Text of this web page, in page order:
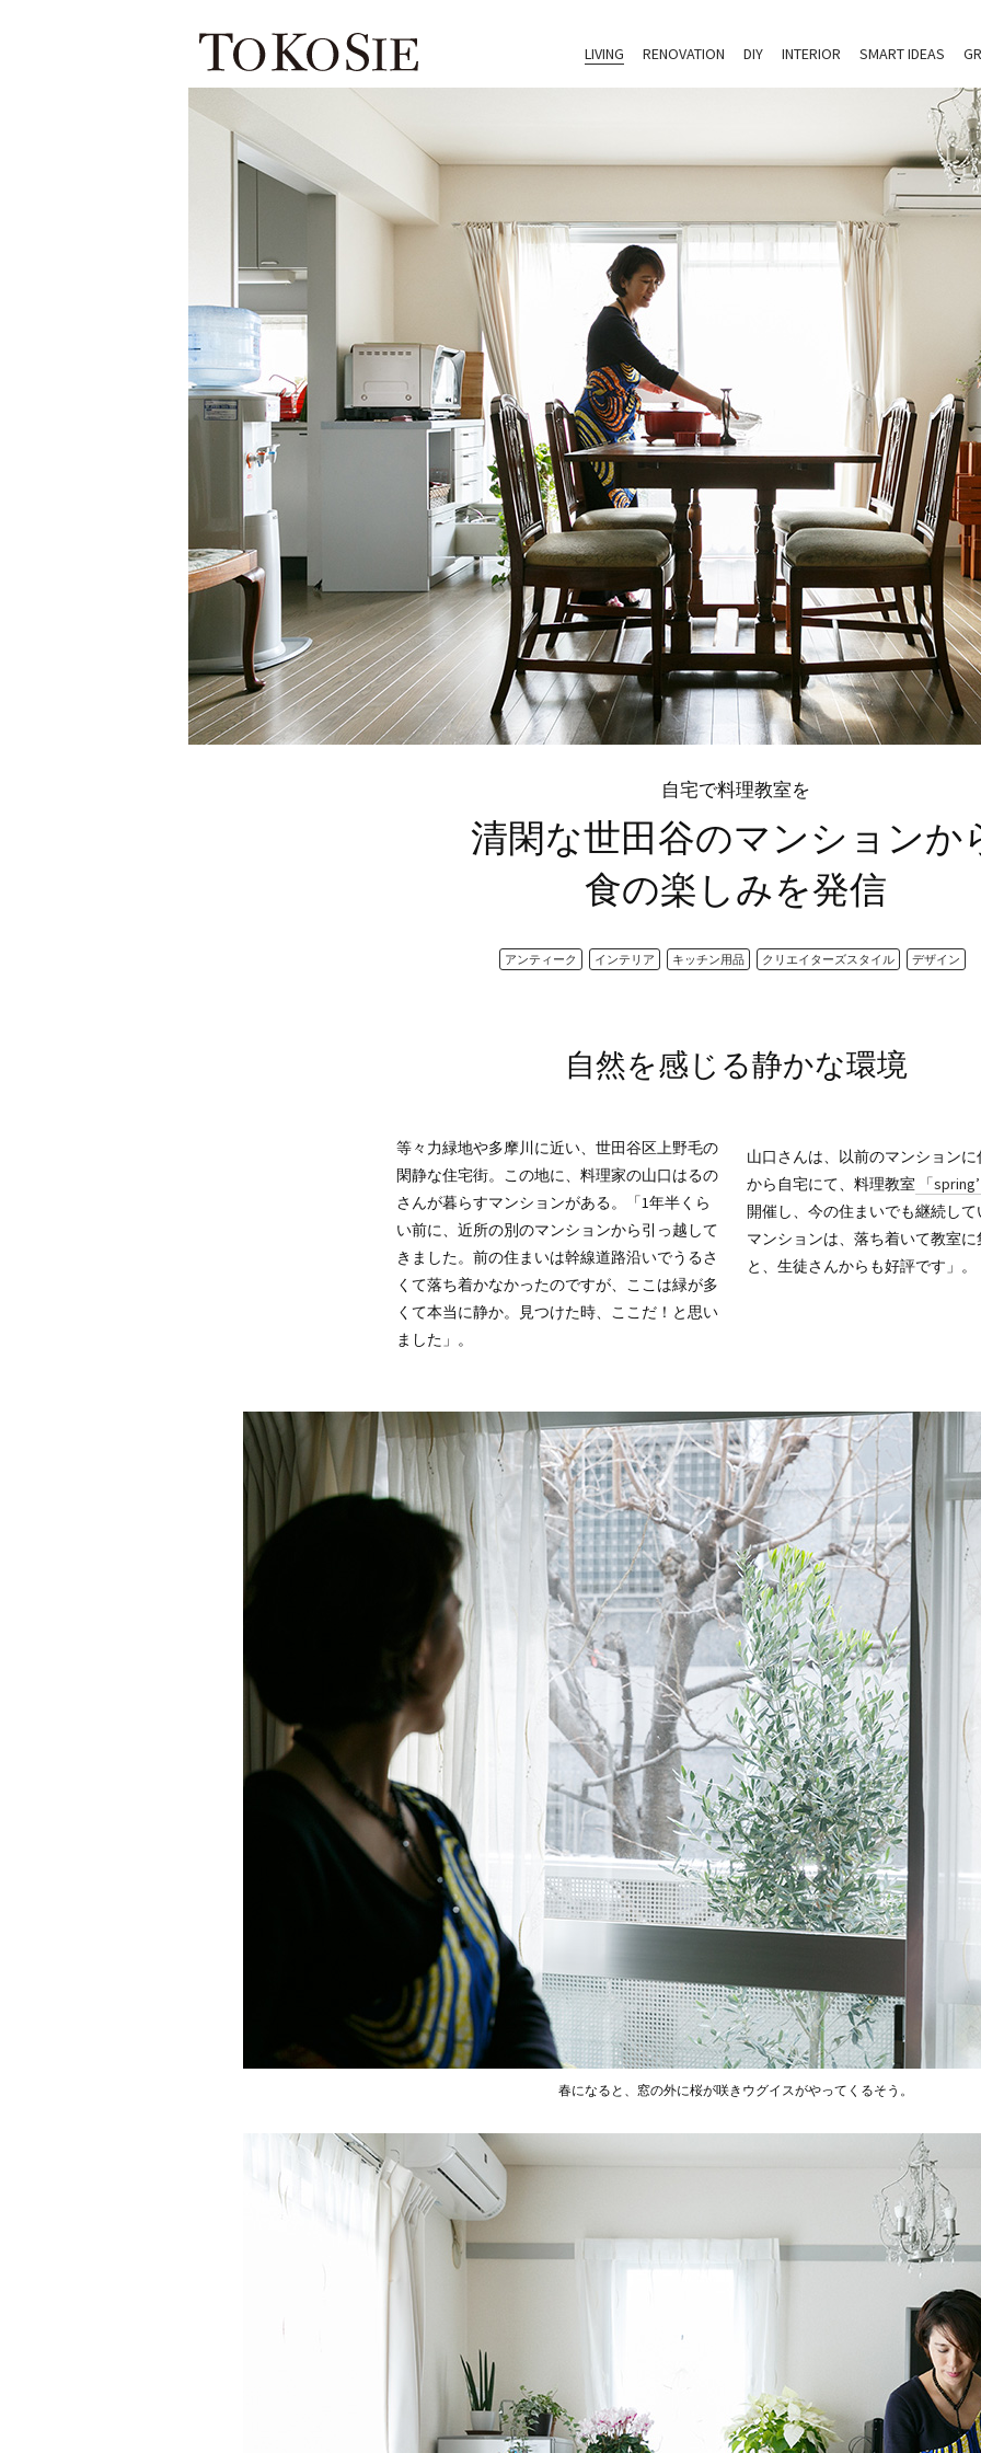
LIVING RENOVATION DIY INTERIOR SMART IDEAS
自宅で料理教室を
清閑な世田谷のマンションか
食の楽しみを発信
アンティーク インテリア キッチン用品 クリエイターズスタイル デザイン
自然を感じる静かな環境
等々力緑地や多摩川に近い、世田谷区上野毛の
閑静な住宅街。この地に、料理家の山口はるの
さんが暮らすマンションがある。「1年半くら
い前に、近所の別のマンションから引っ越して
きました。前の住まいは幹線道路沿いでうるさ
くて落ち着かなかったのですが、ここは緑が多
くて本当に静か。見つけた時、ここだ！と思い
ました」。
山口さんは、以前のマンション
から自宅にて、料理教室
「
開催し、今の住まいでも継続し
マンションは、落ち着いて教室
と、生徒さんからも好評です」。
春になると、窓の外に桜が咲きウグイスがやってくるそう。